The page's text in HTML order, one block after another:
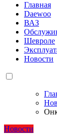
Главная
Daewoo
ВАЗ
Шевроле
Новости
Новости